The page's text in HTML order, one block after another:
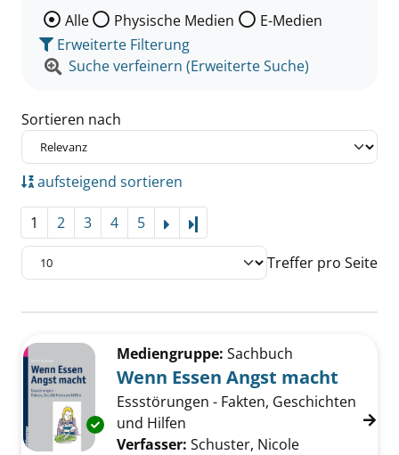
Wählen Sie die Medienart nach der Sie suchen wollen.
Alle Physische Medien
E-Medien
Erweiterte Filterung
Suche verfeinern (Erweiterte Suche)
Sortieren nach
aufsteigend sortieren
1 2 3 4 5
Treffer pro Seite
Zu den Suchfiltern springen
Exemplar-Details von Wenn Essen Angst
Mediengruppe: Sachbuch
Wenn Essen Angst macht
Essstörungen - Fakten, Geschichten
und Hilfen
Verfasser: Schuster, Nicole